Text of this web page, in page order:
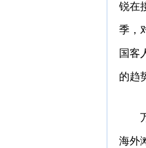
锐在
季，
国客
的趋
万
海外